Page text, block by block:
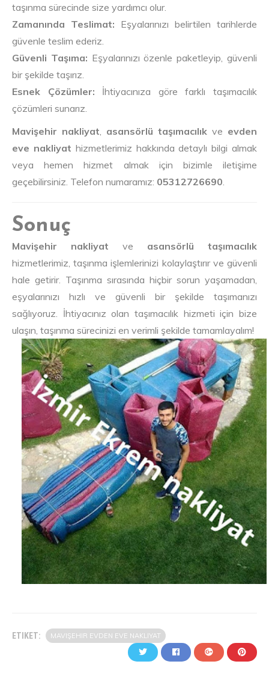
taşınma sürecinde size yardımcı olur.
Zamanında Teslimat: Eşyalarınızı belirtilen tarihlerde
güvenle teslim ederiz.
Güvenli Taşıma: Eşyalarınızı özenle paketleyip, güvenli
bir şekilde taşırız.
Esnek Çözümler: İhtiyacınıza göre farklı taşımacılık
çözümleri sunarız.
Mavişehir nakliyat
asansörlü taşımacılık ve evden
eve nakliyat hizmetlerimiz hakkında detaylı bilgi almak
veya hemen hizmet almak için bizimle iletişime
geçebilirsiniz. Telefon numaramız: 05312726690
Sonuç
Mavişehir nakliyat ve asansörlü taşımacılık
hizmetlerimiz, taşınma işlemlerinizi kolaylaştırır ve güvenli
hale getirir. Taşınma sırasında hiçbir sorun yaşamadan,
eşyalarınızı hızlı ve güvenli bir şekilde taşımanızı
sağlıyoruz. İhtiyacınız olan taşımacılık hizmeti için bize
ulaşın, taşınma sürecinizi en verimli şekilde tamamlayalım!
ETIKET: MAVIŞEHIR EVDEN EVE NAKLIYAT